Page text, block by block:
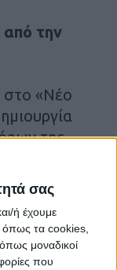
σας
ή έχουμε
τα cookies,
μοναδικοί
που
την
στο «Νέο
της
και
να
σχετικά